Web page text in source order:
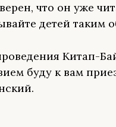
что он уже
детей таким
Китап-
буду к вам